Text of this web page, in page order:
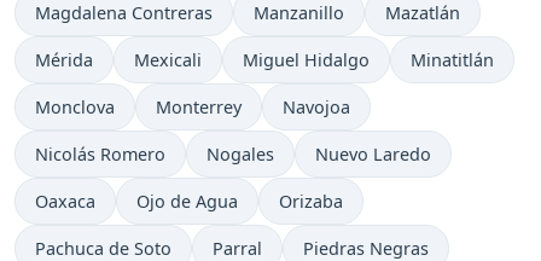
Magdalena Contreras Manzanillo Mazatlán
Mérida Mexicali Miguel Hidalgo Minatitlán
Monclova Monterrey Navojoa
Nicolás Romero Nogales Nuevo Laredo
Oaxaca Ojo de Agua Orizaba
Pachuca de Soto Parral Piedras Negras